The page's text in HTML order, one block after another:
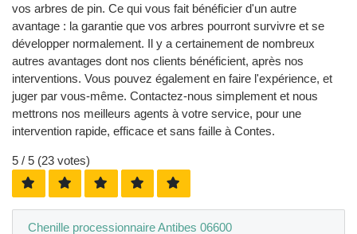
vos arbres de pin. Ce qui vous fait bénéficier d'un autre
avantage : la garantie que vos arbres pourront survivre et se
développer normalement. Il y a certainement de nombreux
autres avantages dont nos clients bénéficient, après nos
interventions. Vous pouvez également en faire l'expérience, et
juger par vous-même. Contactez-nous simplement et nous
mettrons nos meilleurs agents à votre service, pour une
intervention rapide, efficace et sans faille à Contes.
5 / 5 (23 votes)
Chenille processionnaire Antibes 06600